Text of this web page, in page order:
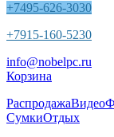
+7495-626-3030
+7915-160-5230
info@nobelpc.ru
Корзина
РаспродажаВидео
СумкиОтдых